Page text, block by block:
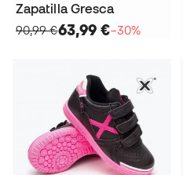
Zapatilla Gresca
90,99 €63,99 €−30%